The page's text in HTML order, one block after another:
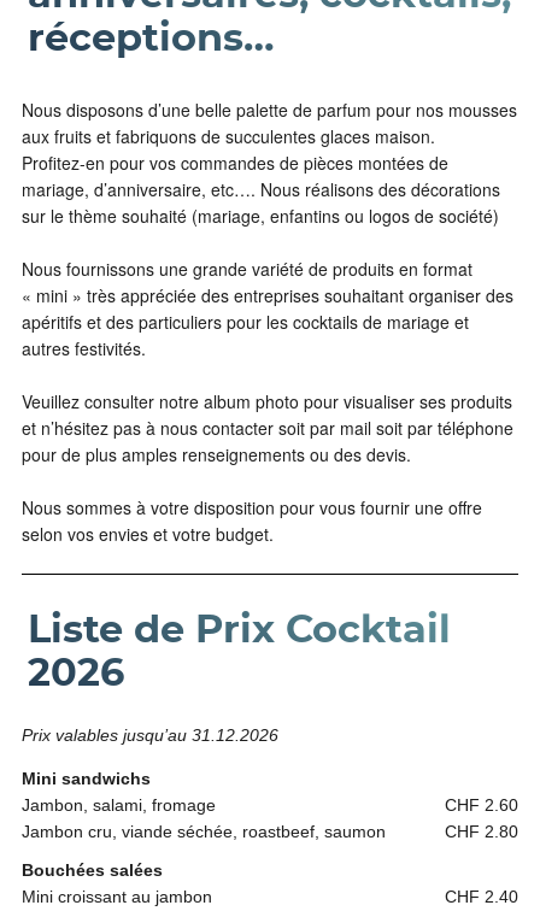
réceptions…
Nous disposons d’une belle palette de parfum pour nos mousses
aux fruits et fabriquons de succulentes glaces maison.
Profitez-en pour vos commandes de pièces montées de
mariage, d’anniversaire, etc…. Nous réalisons des décorations
sur le thème souhaité (mariage, enfantins ou logos de société)
Nous fournissons une grande variété de produits en format
« mini » très appréciée des entreprises souhaitant organiser des
apéritifs et des particuliers pour les cocktails de mariage et
autres festivités.
Veuillez consulter notre album photo pour visualiser ses produits
et n’hésitez pas à nous contacter soit par mail soit par téléphone
pour de plus amples renseignements ou des devis.
Nous sommes à votre disposition pour vous fournir une offre
selon vos envies et votre budget.
Liste de Prix Cocktail
2026
Prix valables jusqu’au 31.12.2026
Mini sandwichs
Jambon, salami, fromage
CHF 2.60
Jambon cru, viande séchée, roastbeef, saumon
CHF 2.80
Bouchées salées
Mini croissant au jambon
CHF 2.40